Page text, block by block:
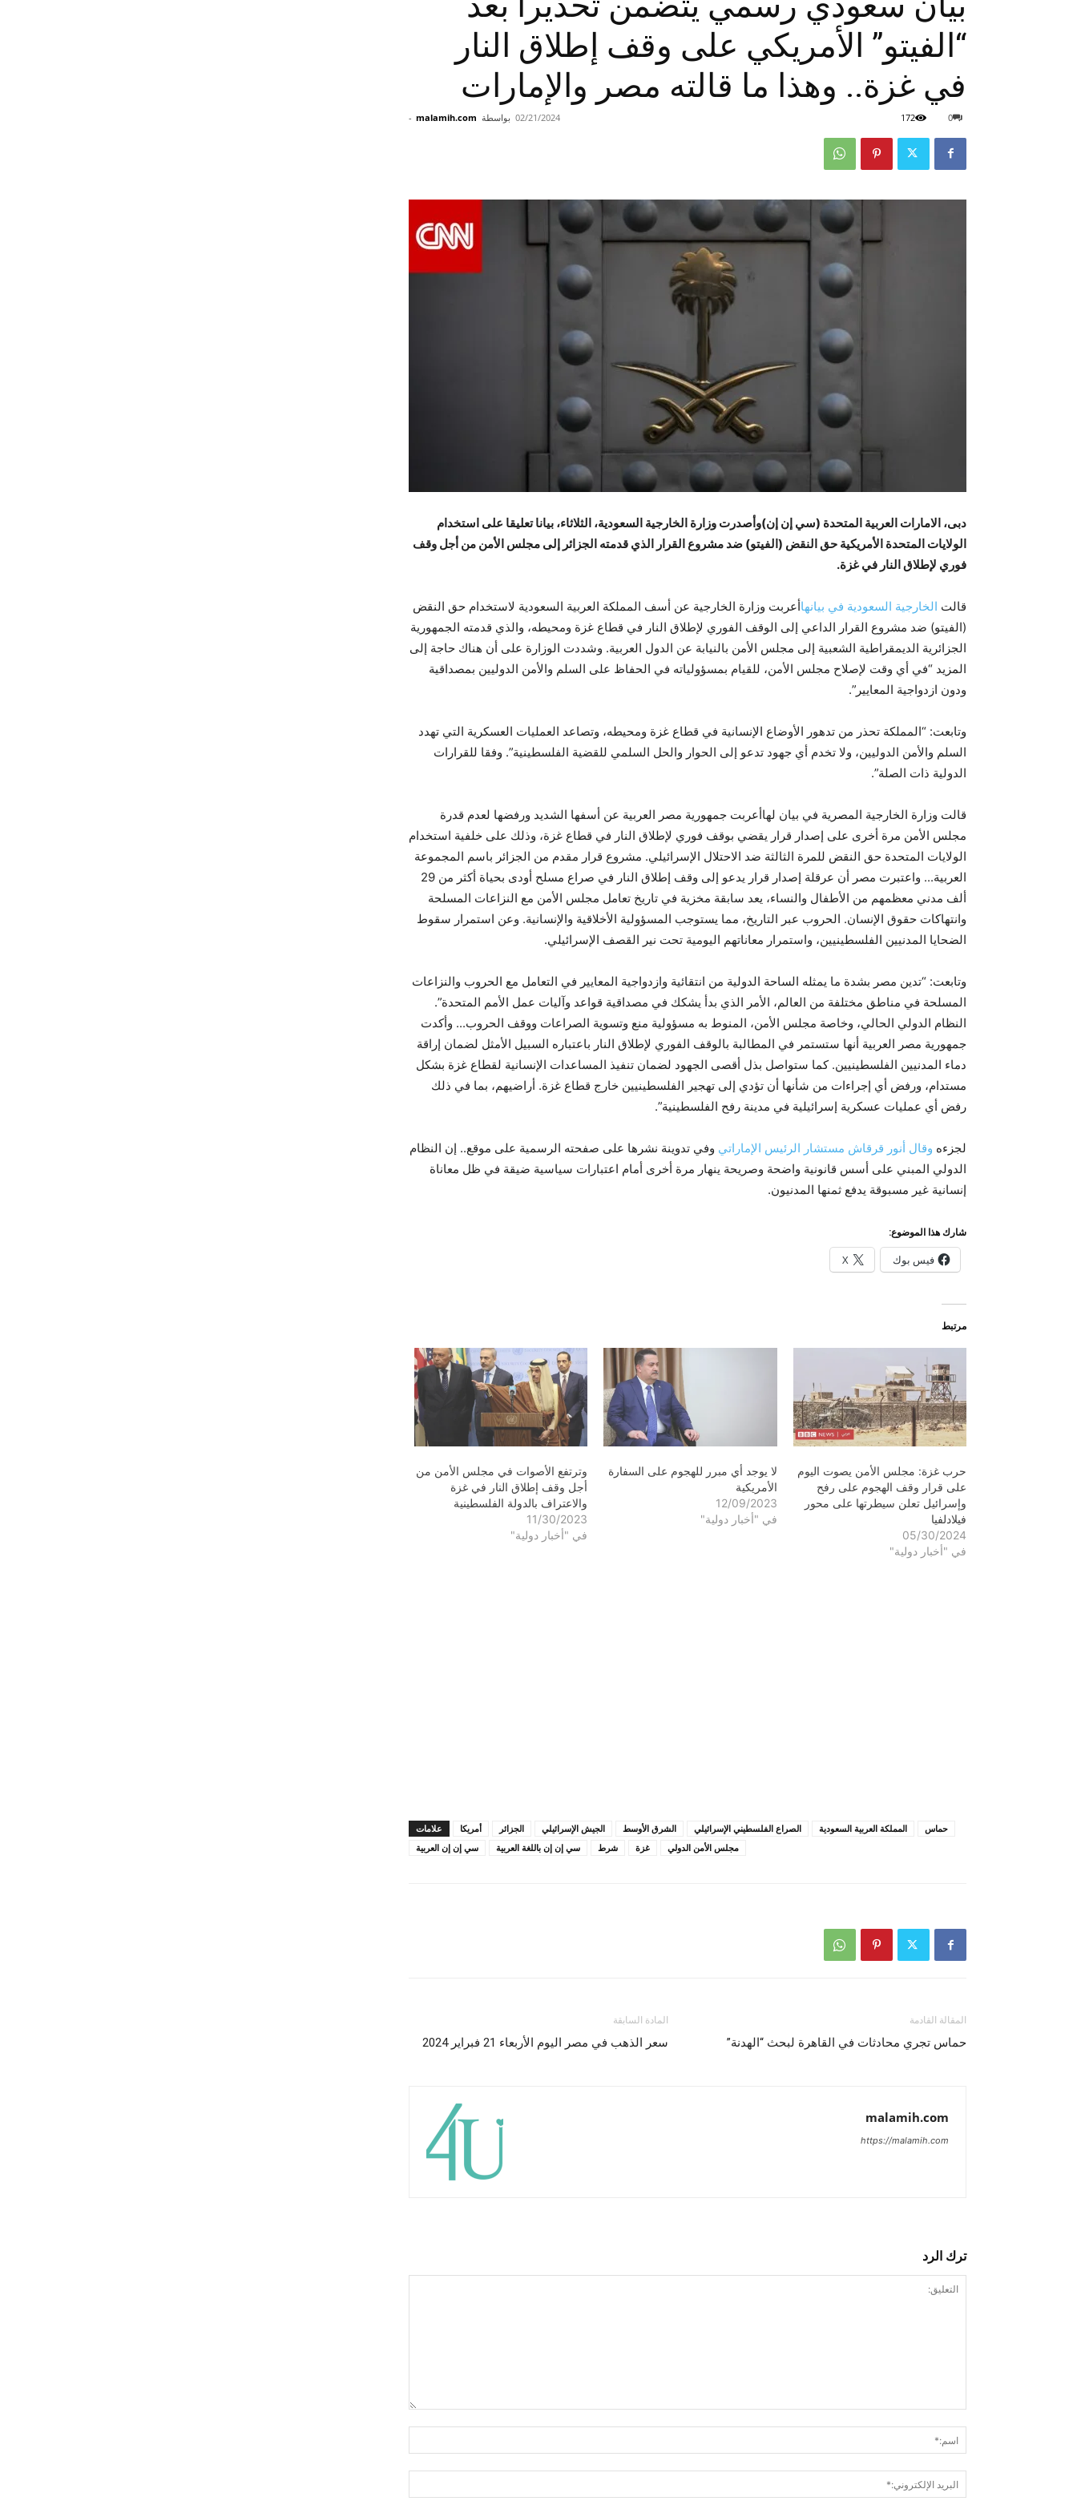
“الفيتو” الأمريكي على وقف إطلاق النار
في غزة.. وهذا ما قالته مصر والإمارات
بواسطة malamih.com
- 02/21/2024 0
172
دبى، الامارات العربية المتحدة (سي إن إن)وأصدرت وزارة الخارجية السعودية، الثلاثاء، بيانا تعليقا على استخدام
الولايات المتحدة الأمريكية حق النقض (الفيتو) ضد مشروع القرار الذي قدمته الجزائر إلى مجلس الأمن من أجل وقف
فوري لإطلاق النار في غزة.
قالت الخارجية السعودية في بيانهاأعربت وزارة الخارجية عن أسف المملكة العربية السعودية لاستخدام حق النقض
(الفيتو) ضد مشروع القرار الداعي إلى الوقف الفوري لإطلاق النار في قطاع غزة ومحيطه، والذي قدمته الجمهورية
الجزائرية الديمقراطية الشعبية إلى مجلس الأمن بالنيابة عن الدول العربية. وشددت الوزارة على أن هناك حاجة إلى
المزيد “في أي وقت لإصلاح مجلس الأمن، للقيام بمسؤولياته في الحفاظ على السلم والأمن الدوليين بمصداقية
ودون ازدواجية المعايير”.
وتابعت: “المملكة تحذر من تدهور الأوضاع الإنسانية في قطاع غزة ومحيطه، وتصاعد العمليات العسكرية التي تهدد
السلم والأمن الدوليين، ولا تخدم أي جهود تدعو إلى الحوار والحل السلمي للقضية الفلسطينية”. وفقا للقرارات
الدولية ذات الصلة”.
قالت وزارة الخارجية المصرية في بيان لهاأعربت جمهورية مصر العربية عن أسفها الشديد ورفضها لعدم قدرة
مجلس الأمن مرة أخرى على إصدار قرار يقضي بوقف فوري لإطلاق النار في قطاع غزة، وذلك على خلفية استخدام
الولايات المتحدة حق النقض للمرة الثالثة ضد الاحتلال الإسرائيلي. مشروع قرار مقدم من الجزائر باسم المجموعة
العربية..
. واعتبرت مصر أن عرقلة إصدار قرار يدعو إلى وقف إطلاق النار في صراع مسلح أودى بحياة أكثر من 29
ألف مدني معظمهم من الأطفال والنساء، يعد سابقة مخزية في تاريخ تعامل مجلس الأمن مع النزاعات المسلحة
وانتهاكات حقوق الإنسان. الحروب عبر التاريخ، مما يستوجب المسؤولية الأخلاقية والإنسانية. وعن استمرار سقوط
الضحايا المدنيين الفلسطينيين، واستمرار معاناتهم اليومية تحت نير القصف الإسرائيلي.
وتابعت: “تدين مصر بشدة ما يمثله الساحة الدولية من انتقائية وازدواجية المعايير في التعامل مع الحروب والنزاعات
المسلحة في مناطق مختلفة من العالم، الأمر الذي بدأ يشكك في مصداقية قواعد وآليات عمل الأمم المتحدة”.
النظام الدولي الحالي، وخاصة مجلس الأمن، المنوط به مسؤولية منع وتسوية الصراعات ووقف الحروب... وأكدت
جمهورية مصر العربية أنها ستستمر في المطالبة بالوقف الفوري لإطلاق النار باعتباره السبيل الأمثل لضمان إراقة
دماء المدنيين الفلسطينيين. كما ستواصل بذل أقصى الجهود لضمان تنفيذ المساعدات الإنسانية لقطاع غزة بشكل
مستدام، ورفض أي إجراءات من شأنها أن تؤدي إلى تهجير الفلسطينيين خارج قطاع غزة. أراضيهم، بما في ذلك
رفض أي عمليات عسكرية إسرائيلية في مدينة رفح الفلسطينية”.
لجزءه وقال أنور قرقاش مستشار الرئيس الإماراتي وفي تدوينة نشرها على صفحته الرسمية على موقع.. إن النظام
الدولي المبني على أسس قانونية واضحة وصريحة ينهار مرة أخرى أمام اعتبارات سياسية ضيقة في ظل معاناة
إنسانية غير مسبوقة يدفع ثمنها المدنيون.
شارك هذا الموضوع:
فيس بوك X
مرتبط
حرب غزة: مجلس الأمن يصوت اليوم
على قرار وقف الهجوم على رفح
وإسرائيل تعلن سيطرتها على محور
فيلادلفيا
05/30/2024
في "أخبار دولية"
لا يوجد أي مبرر للهجوم على السفارة
الأمريكية
12/09/2023
في "أخبار دولية"
وترتفع الأصوات في مجلس الأمن من
أجل وقف إطلاق النار في غزة
والاعتراف بالدولة الفلسطينية
11/30/2023
في "أخبار دولية"
علامات أمريكا الجزائر الجيش الإسرائيلي الشرق الأوسط الصراع الفلسطيني الإسرائيلي المملكة العربية السعودية
حماس
سي إن إن العربية
سي إن إن باللغة العربية شرط غزة مجلس الأمن الدولي
المادة السابقة
سعر الذهب في مصر اليوم الأربعاء 21 فبراير 2024
المقالة القادمة
حماس تجري محادثات في القاهرة لبحث “الهدنة”
malamih.com
https://malamih.com
ترك الرد